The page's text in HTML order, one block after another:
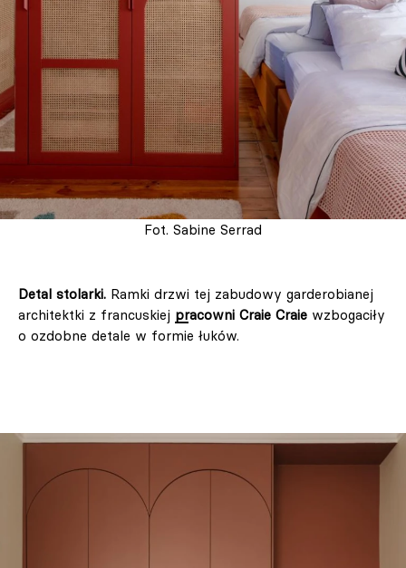
Fot. Sabine Serrad
Detal stolarki. Ramki drzwi tej zabudowy garderobianej
architektki z francuskiej pracowni Craie Craie wzbogaciły
o ozdobne detale w formie łuków.